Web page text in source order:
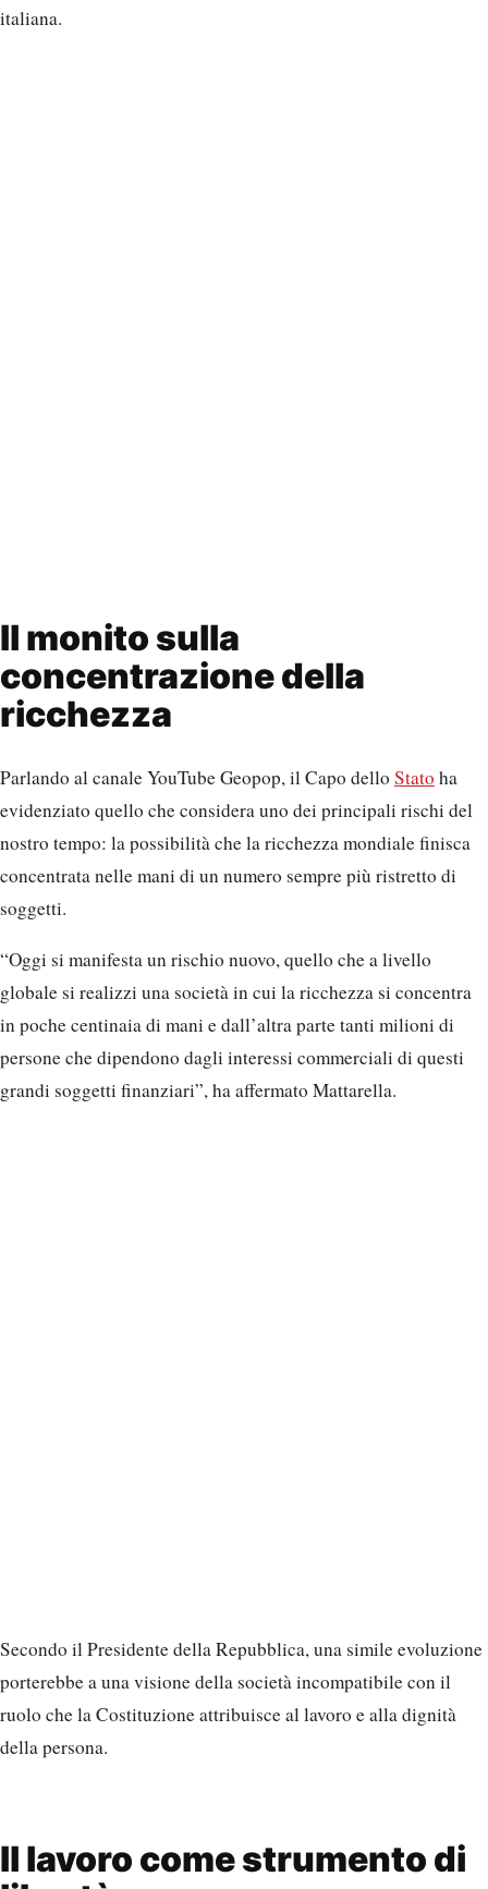
italiana.
Il monito sulla
concentrazione della
ricchezza
Parlando al canale YouTube Geopop, il Capo dello Stato ha
evidenziato quello che considera uno dei principali rischi del
nostro tempo: la possibilità che la ricchezza mondiale finisca
concentrata nelle mani di un numero sempre più ristretto di
soggetti.
“Oggi si manifesta un rischio nuovo, quello che a livello
globale si realizzi una società in cui la ricchezza si concentra
in poche centinaia di mani e dall’altra parte tanti milioni di
persone che dipendono dagli interessi commerciali di questi
grandi soggetti finanziari”, ha affermato Mattarella.
Secondo il Presidente della Repubblica, una simile evoluzione
porterebbe a una visione della società incompatibile con il
ruolo che la Costituzione attribuisce al lavoro e alla dignità
della persona.
Il lavoro come strumento di